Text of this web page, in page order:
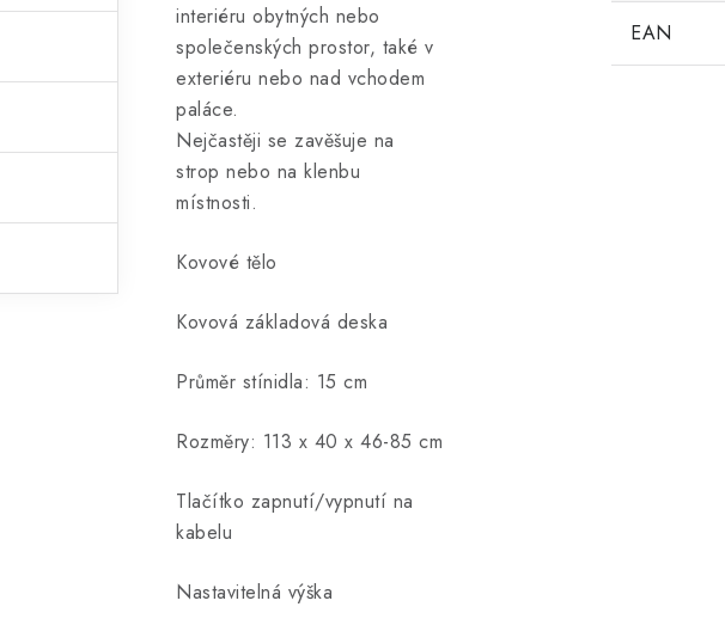
interiéru obytných nebo
společenských prostor, také v
exteriéru nebo nad vchodem
paláce.
Nejčastěji se zavěšuje na
strop nebo na klenbu
místnosti.
Kovové tělo
Kovová základová deska
Průměr stínidla: 15 cm
Rozměry: 113 x 40 x 46-85 cm
Tlačítko zapnutí/vypnutí na
kabelu
Nastavitelná výška
EAN